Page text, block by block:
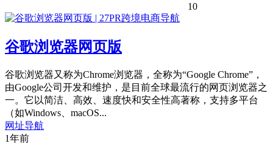
10
谷歌浏览器网页版
谷歌浏览器又称为Chrome浏览器，全称为“Google Chrome”，
由Google公司开发和维护，是目前全球最流行的网页浏览器之
一。它以简洁、高效、速度快和安全性高著称，支持多平台
（如Windows、macOS...
网址导航
1年前